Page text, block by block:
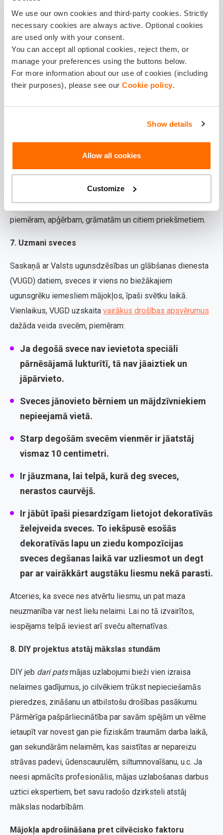
We use our own cookies and third-party cookies. Strictly
necessary cookies are always active. Optional cookies
are used only with your consent.
You can accept all optional cookies, reject them, or
manage your preferences using the buttons below.
For more information about our use of cookies (including
their purposes), please see our Cookie policy.
Show details
Allow all cookies
Customize
konstrukcijas, vai ienesot telpās lietu, vai krusu. Turklāt
jāņem vērā, kanegaisu uz zibensizlāžu daudzums 20
gadu laikā Latvijā irtrīskāršojies, padarot šādu mazu
aizmāršību par bīstamu.
6. Ļauj apkures kaltam un elektriskajam sildītājam
elpot
elektriskā sildītāja vai jebkuras citas siltumu ģenerējošas
iekārtassmacēšanair bīstama. Šīs iekārtas ir paredzētas
noteiktas siltuma daudzuma ģenerēšanai, bet, ja tās ir
pārklātas ar lielu daudzumu priekšmetu, siltumam nav kur
izkliedēties un tas uzkrājas. Tas var izraisīt pārkaršanu un
aizdegšanās risku blakus esošajiem priekšmetiem,
piemēram, apģērbam, grāmatām un citiem priekšmetiem.
7. Uzmani sveces
Saskaņā ar Valsts ugunsdzēsības un glābšanas dienesta
(VUGD) datiem, sveces ir viens no biežākajiem
ugunsgrēku iemesliem mājokļos, īpaši svētku laikā.
Vienlaikus, VUGD uzskaita vairākus drošības apsvērumus
dažāda veida svecēm, piemēram:
Ja degošā svece nav ievietota speciāli
pārnēsājamā lukturītī, tā nav jāaiztiek un
jāpārvieto.
Sveces jānovieto bērniem un mājdzīvniekiem
nepieejamā vietā.
Starp degošām svecēm vienmēr ir jāatstāj
vismaz 10 centimetri.
Ir jāuzmana, lai telpā, kurā deg sveces,
nerastos caurvējš.
Ir jābūt īpaši piesardzīgam lietojot dekoratīvās
želejveida sveces. To iekšpusē esošās
dekoratīvās lapu un ziedu kompozīcijas
sveces degšanas laikā var uzliesmot un degt
par ar vairākkārt augstāku liesmu nekā parasti.
Atceries, ka svece nes atvērtu liesmu, un pat maza
neuzmanība var nest lielu nelaimi. Lai no tā izvairītos,
iespējams telpā ieviest arī sveču alternatīvas.
8. DIY projektus atstāj mākslas stundām
DIY jeb dari patsmājas uzlabojumi bieži vien izraisa
nelaimes gadījumus, jo cilvēkiem trūkst nepieciešamās
pieredzes, zināšanu un atbilstošu drošības pasākumu.
Pārmērīga pašpārliecinātība par savām spējām un vēlme
ietaupīt var novest gan pie fiziskām traumām darba laikā,
gan sekundārām nelaimēm, kas saistītas ar nepareizu
strāvas padevi, ūdenscaurulēm, siltumnovaīšanu, u.c. Ja
neesi apmācīts profesionālis, mājas uzlabošanas darbus
uztici ekspertiem, bet savu radošo dzirksteli atstāj
mākslas nodarbībām.
Mājokļa apdrošināšana pret cilvēcisko faktoru